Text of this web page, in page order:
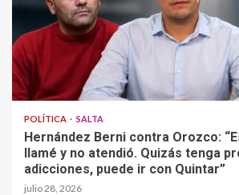
POLÍTICA SALTA
Hernández Berni contra Orozco:
llamé y no atendió. Quizás tenga
adicciones, puede ir con Quintar”
julio 28, 2026